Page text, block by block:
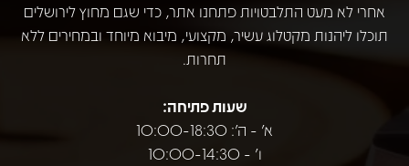
אחרי לא מעט התלבטויות פתחנו אתר, כדי שגם מחוץ לירושלים
תוכלו ליהנות מקטלוג עשיר, מקצועי, מיבוא מיוחד ובמחירים ללא
תחרות.
שעות פתיחה:
א' - ה': 10:00-18:30
ו' - 10:00-14:30